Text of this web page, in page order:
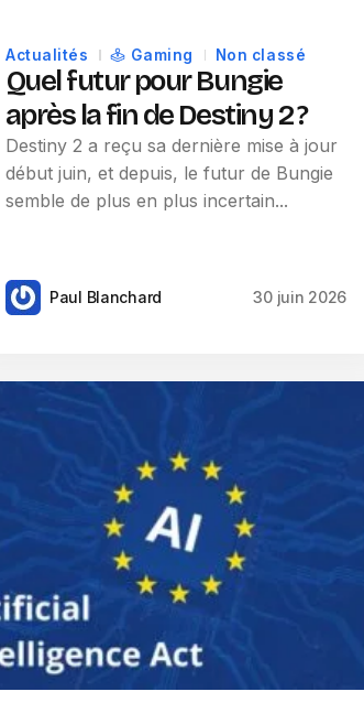
Actualités Gaming Non classé
Quel futur pour Bungie
après la fin de Destiny 2 ?
Destiny 2 a reçu sa dernière mise à jour
début juin, et depuis, le futur de Bungie
semble de plus en plus incertain...
Paul Blanchard 30 juin 2026